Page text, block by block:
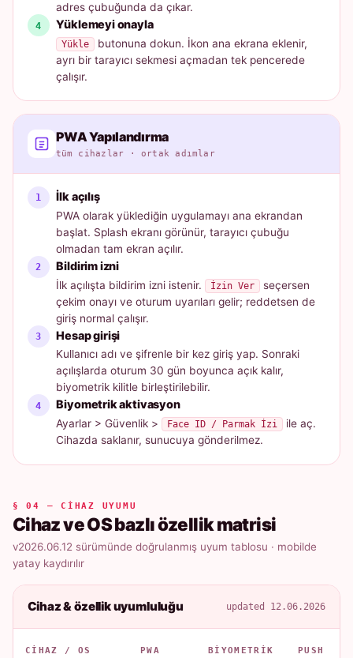
adres çubuğunda da çıkar.
Yüklemeyi onayla
Yükle
butonuna dokun. İkon ana ekrana eklenir,
ayrı bir tarayıcı sekmesi açmadan tek pencerede
çalışır.
PWA Yapılandırma
tüm cihazlar · ortak adımlar
İlk açılış
PWA olarak yüklediğin uygulamayı ana ekrandan
başlat. Splash ekranı görünür, tarayıcı çubuğu
olmadan tam ekran açılır.
Bildirim izni
İlk açılışta bildirim izni istenir. İzin Ver
seçersen
çekim onayı ve oturum uyarıları gelir; reddetsen de
giriş normal çalışır.
Hesap girişi
Kullanıcı adı ve şifrenle bir kez giriş yap. Sonraki
açılışlarda oturum 30 gün boyunca açık kalır,
biyometrik kilitle birleştirilebilir.
Biyometrik aktivasyon
Ayarlar > Güvenlik > Face ID / Parmak İzi
ile aç.
Cihazda saklanır, sunucuya gönderilmez.
§ 04 — CIHAZ UYUMU
Cihaz ve OS bazlı özellik matrisi
v2026.06.12 sürümünde doğrulanmış uyum tablosu · mobilde
yatay kaydırılır
Cihaz & özellik uyumluluğu updated 12.06.2026
CIHAZ / OS PWA BIYOMETRIK PUSH